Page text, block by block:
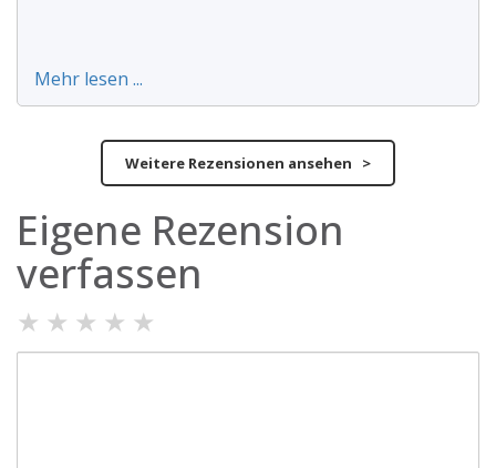
Mehr lesen ...
Weitere Rezensionen ansehen >
Eigene Rezension
verfassen
★ ★ ★ ★ ★